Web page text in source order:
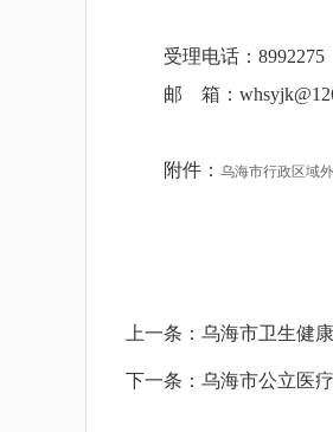
受理电话：8992275
邮 箱：
附件： 乌海市行政区域
上一条： 乌海市卫生健
下一条： 乌海市公立医